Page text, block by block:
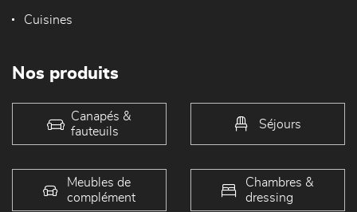
Cuisines
Nos produits
Canapés &
fauteuils
Séjours
Meubles de
complément
Chambres &
dressing